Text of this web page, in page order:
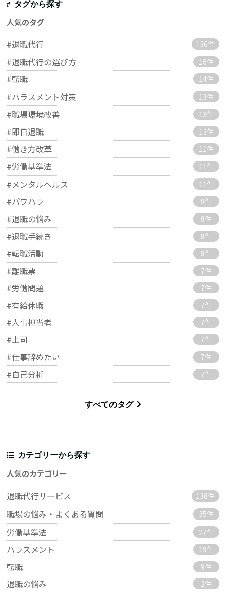
タグから探す
人気のタグ
#退職代行 136件
#退職代行の選び方 16件
#転職 14件
#ハラスメント対策 13件
#職場環境改善 13件
#即日退職 13件
#働き方改革 11件
#労働基準法 11件
#メンタルヘルス 11件
#パワハラ 9件
#退職の悩み 8件
#退職手続き 8件
#転職活動 8件
#離職票 7件
#労働問題 7件
#有給休暇 7件
#人事担当者 7件
#上司 7件
#仕事辞めたい 7件
#自己分析 7件
すべてのタグ
カテゴリーから探す
人気のカテゴリー
退職代行サービス 138件
職場の悩み・よくある質問 35件
労働基準法 27件
ハラスメント 19件
転職 9件
退職の悩み 2件